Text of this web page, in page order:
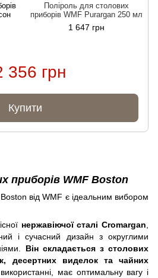
Поліроль для столових
приборів WMF Purargan 250 мл
1 647 грн
356 грн
Купити
приборів WMF Boston
від WMF є ідеальним вибором
нержавіючої сталі Cromargan
і сучасний дизайн з округлими
Він складається з столових
десертних виделок та чайних
має оптимальну вагу і